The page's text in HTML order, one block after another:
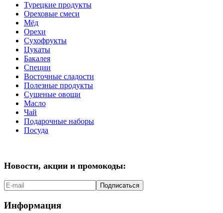
Турецкие продукты
Ореховые смеси
Мёд
Орехи
Сухофрукты
Цукаты
Бакалея
Специи
Восточные сладости
Полезные продукты
Сушеные овощи
Масло
Чай
Подарочные наборы
Посуда
Новости, акции и промокоды:
Подписаться
Информация